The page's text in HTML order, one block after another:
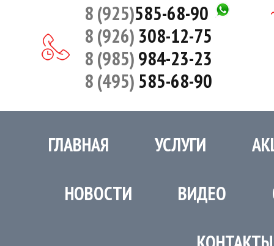
8 (925)585-68-90
8 (926) 308-12-75
8 (985)984-23-23
8 (495)585-68-90
ГЛАВНАЯ УСЛУГИ
НОВОСТИ ВИДЕО